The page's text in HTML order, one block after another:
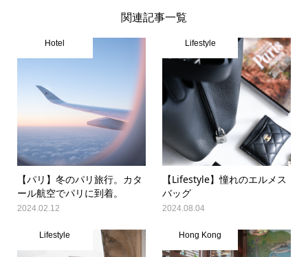
関連記事一覧
Hotel
【パリ】冬のパリ旅行。カタ
ール航空でパリに到着。
2024.02.12
Lifestyle
【Lifestyle】憧れのエルメス
バッグ
2024.08.04
Lifestyle Hong Kong